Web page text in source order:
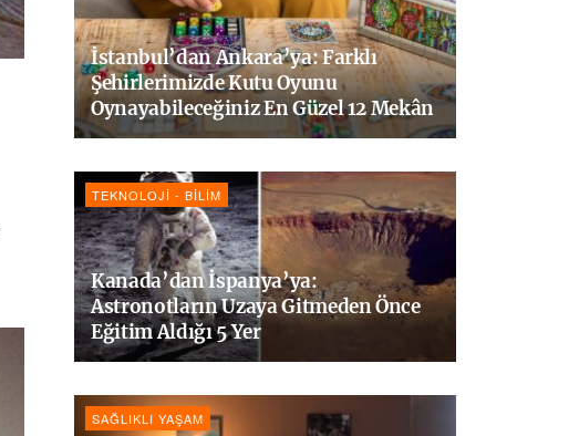
İstanbul’dan Ankara’ya: Farklı
Şehirlerimizde Kutu Oyunu
Oynayabileceğiniz En Güzel 12 Mekân
TEKNOLOJI - BILIM
Kanada’dan İspanya’ya:
Astronotların Uzaya Gitmeden Önce
Eğitim Aldığı 5 Yer
SAĞLIKLI YAŞAM